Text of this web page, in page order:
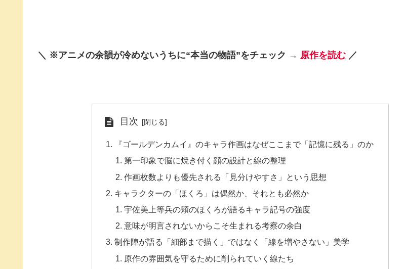
＼ ※アニメの余韻が冷めないうちに“本当の物語”をチェック → 原作を読む ／
目次
『ゴールデンカムイ』のキャラ作画はなぜここまで「記憶に残る」のか
第一印象で脳に焼き付く顔の設計と線の整理
作画枚数よりも優先される「見分けやすさ」という思想
キャラクターの「ほくろ」は偶然か、それとも必然か
宇佐美上等兵の頬のほくろが語るキャラ記号の強度
意味が明言されないからこそ生まれる考察の余白
制作陣が語る「細部まで描く」ではなく「線を増やさない」美学
原作の雰囲気を守るために削られていく線たち